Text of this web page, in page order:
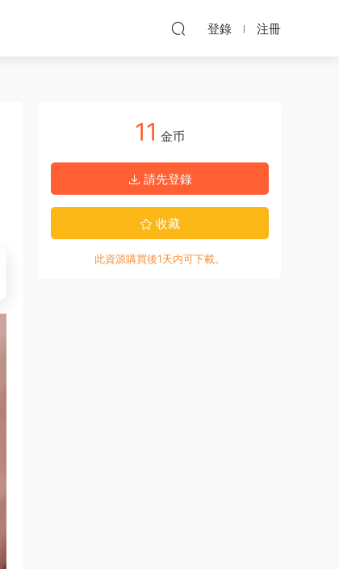
登錄 注冊
11 金币
請先登錄
收藏
此資源購買後1天内可下載。